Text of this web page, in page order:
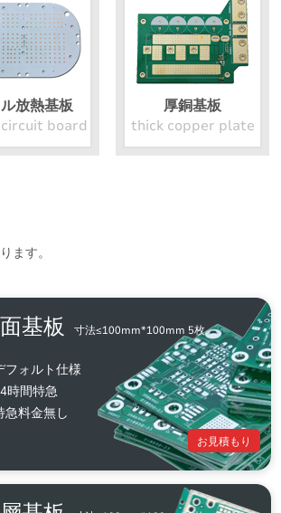
放熱基板
board
厚銅基板
thick copper plate
ます。
基板 寸法≤100mm*100mm 5枚
ォルト仕様
時間特急
料金無し
お見積もり